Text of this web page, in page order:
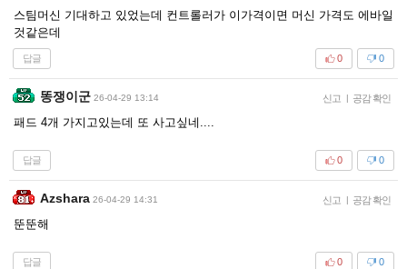
스팀머신 기대하고 있었는데 컨트롤러가 이가격이면 머신 가격도 에바일
것같은데
답글 0
0
똥쟁이군 26-04-29 13:14 신고 | 공감 확인
패드 4개 가지고있는데 또 사고싶네....
답글 0
0
Azshara 26-04-29 14:31 신고 | 공감 확인
뚠뚠해
답글 0
0